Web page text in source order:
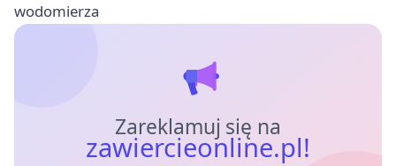
wodomierza
Zareklamuj się na
zawiercieonline.pl!